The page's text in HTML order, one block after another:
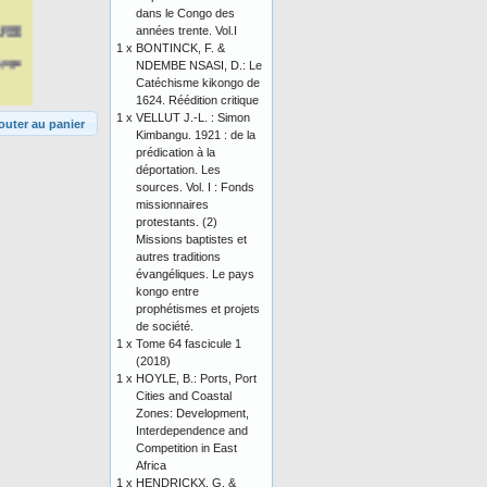
au panier
dans le Congo des
années trente. Vol.I
1 x BONTINCK, F. &
NDEMBE NSASI, D.: Le
Catéchisme kikongo de
1624. Réédition critique
1 x VELLUT J.-L. : Simon
Kimbangu. 1921 : de la
prédication à la
déportation. Les
sources. Vol. I : Fonds
missionnaires
protestants. (2)
Missions baptistes et
autres traditions
évangéliques. Le pays
kongo entre
prophétismes et projets
de société.
1 x Tome 64 fascicule 1
(2018)
1 x HOYLE, B.: Ports, Port
Cities and Coastal
Zones: Development,
Interdependence and
Competition in East
Africa
1 x HENDRICKX, G. &